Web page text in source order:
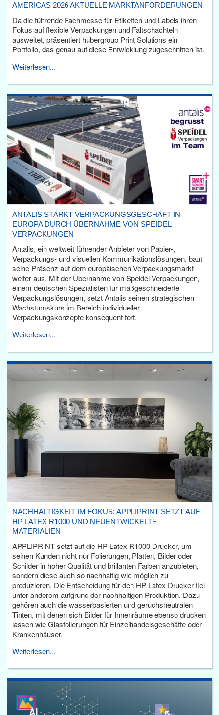
AMERICAS 2026 AKTUELLE MARKTANFORDERUNGEN
Da die führende Fachmesse für Etiketten und Labels ihren
Fokus auf flexible Verpackungen und Faltschachteln
ausweitet, präsentiert hubergroup Print Solutions ein
Portfolio, das genau auf diese Entwicklung zugeschnitten ist.
Weiterlesen...
ANTALIS STÄRKT VERPACKUNGSGESCHÄFT IN
EUROPA DURCH ÜBERNAHME VON SPEIDEL
VERPACKUNGEN
Antalis, ein weltweit führender Anbieter von Papier-,
Verpackungs- und visuellen Kommunikationslösungen, baut
seine Präsenz auf dem europäischen Verpackungsmarkt
weiter aus. Mit der Übernahme von Speidel Verpackungen,
einem deutschen Spezialisten für maßgeschneiderte
Verpackungslösungen, setzt Antalis seinen strategischen
Wachstumskurs im Bereich individueller
Verpackungskonzepte konsequent fort.
Weiterlesen...
NACHHALTIGKEIT IM FOKUS: APPLIPRINT SETZT AUF
HP LATEX R1000 UND NEUENTWICKELTE
MATERIALIEN
APPLIPRINT setzt auf die HP Latex R1000 Drucker, um
seinen Kunden nicht nur Folierungen, Platten, Bilder oder
Schilder in hoher Qualität und brillanten Farben anzubieten,
sondern diese auch so nachhaltig wie möglich zu
produzieren. Die Entscheidung für den HP Latex Drucker fiel
unter anderem aufgrund der nachhaltigen Produktion. Dazu
gehören auch die wasserbasierten und geruchsneutralen
Tinten, mit denen sich Bilder für Innenräume ebenso drucken
lassen wie Glasfolierungen für Einzelhandelsgeschäfte oder
Krankenhäuser.
Weiterlesen...